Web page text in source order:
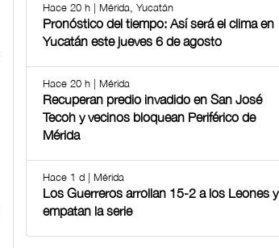
Hace 20 h | Mérida, Yucatán
Pronóstico del tiempo: Así será el clima en
Yucatán este jueves 6 de agosto
Hace 20 h | Mérida
Recuperan predio invadido en San José
Tecoh y vecinos bloquean Periférico de
Mérida
Hace 1 d | Mérida
Los Guerreros arrollan 15-2 a los Leones y
empatan la serie